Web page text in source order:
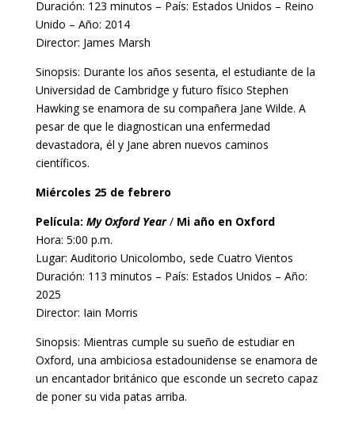
Duración: 123 minutos – País: Estados Unidos – Reino
Unido – Año: 2014
Director: James Marsh
Sinopsis: Durante los años sesenta, el estudiante de la
Universidad de Cambridge y futuro físico Stephen
Hawking se enamora de su compañera Jane Wilde. A
pesar de que le diagnostican una enfermedad
devastadora, él y Jane abren nuevos caminos
científicos.
Miércoles 25 de febrero
Película: My Oxford Year / Mi año en Oxford
Hora: 5:00 p.m.
Lugar: Auditorio Unicolombo, sede Cuatro Vientos
Duración: 113 minutos – País: Estados Unidos – Año:
2025
Director: Iain Morris
Sinopsis: Mientras cumple su sueño de estudiar en
Oxford, una ambiciosa estadounidense se enamora de
un encantador británico que esconde un secreto capaz
de poner su vida patas arriba.